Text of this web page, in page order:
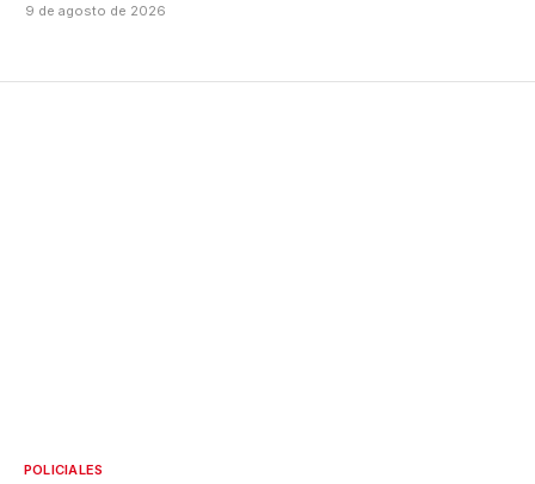
9 de agosto de 2026
POLICIALES